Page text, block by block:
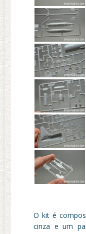
O kit é
cinza e um